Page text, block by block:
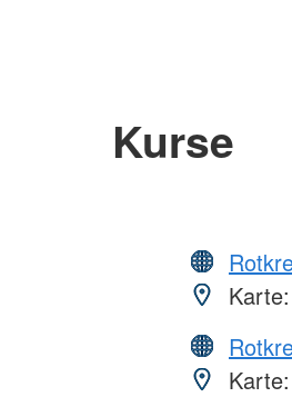
Kurse
Karte:
Karte: